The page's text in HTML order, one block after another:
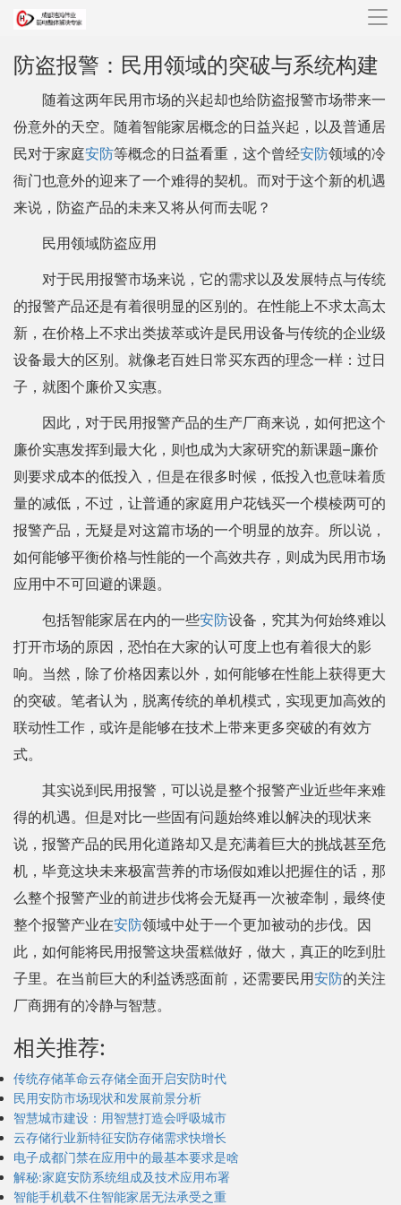
导
防盗报警：民用领域的突破与系统构建
随着这两年民用市场的兴起却也给防盗报警市场带来一
份意外的天空。随着智能家居概念的日益兴起，以及普通居
民对于家庭安防等概念的日益看重，这个曾经安防领域的冷
衙门也意外的迎来了一个难得的契机。而对于这个新的机遇
来说，防盗产品的未来又将从何而去呢？
民用领域防盗应用
对于民用报警市场来说，它的需求以及发展特点与传统
的报警产品还是有着很明显的区别的。在性能上不求太高太
新，在价格上不求出类拔萃或许是民用设备与传统的企业级
设备最大的区别。就像老百姓日常买东西的理念一样：过日
子，就图个廉价又实惠。
因此，对于民用报警产品的生产厂商来说，如何把这个
廉价实惠发挥到最大化，则也成为大家研究的新课题–廉价
则要求成本的低投入，但是在很多时候，低投入也意味着质
量的减低，不过，让普通的家庭用户花钱买一个模棱两可的
报警产品，无疑是对这篇市场的一个明显的放弃。所以说，
如何能够平衡价格与性能的一个高效共存，则成为民用市场
应用中不可回避的课题。
包括智能家居在内的一些安防设备，究其为何始终难以
打开市场的原因，恐怕在大家的认可度上也有着很大的影
响。当然，除了价格因素以外，如何能够在性能上获得更大
的突破。笔者认为，脱离传统的单机模式，实现更加高效的
联动性工作，或许是能够在技术上带来更多突破的有效方
式。
其实说到民用报警，可以说是整个报警产业近些年来难
得的机遇。但是对比一些固有问题始终难以解决的现状来
说，报警产品的民用化道路却又是充满着巨大的挑战甚至危
机，毕竟这块未来极富营养的市场假如难以把握住的话，那
么整个报警产业的前进步伐将会无疑再一次被牵制，最终使
整个报警产业在安防领域中处于一个更加被动的步伐。因
此，如何能将民用报警这块蛋糕做好，做大，真正的吃到肚
子里。在当前巨大的利益诱惑面前，还需要民用安防的关注
厂商拥有的冷静与智慧。
相关推荐:
传统存储革命云存储全面开启安防时代
民用安防市场现状和发展前景分析
智慧城市建设：用智慧打造会呼吸城市
云存储行业新特征安防存储需求快增长
电子成都门禁在应用中的最基本要求是啥
解秘:家庭安防系统组成及技术应用布署
智能手机载不住智能家居无法承受之重